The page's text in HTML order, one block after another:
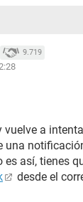
9.719
vuelve a
una
es así, tienes
desde el